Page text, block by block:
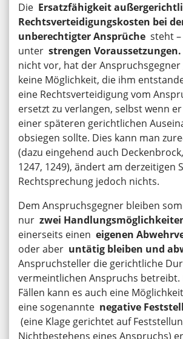
Die Ersatzfähigkeit
Rechtsverteidigungskosten bei
unberechtigter Ansprüche steht –
unter strengen Voraussetzungen.
nicht vor, hat der
keine Möglichkeit, die ihm
eine Rechtsverteidigung vom
ersetzt zu verlangen, selbst wenn
einer späteren gerichtlichen
obsiegen sollte. Dies kann man
(dazu eingehend auch Deckenbrock,
1247, 1249), ändert am derzeitigen
Rechtsprechung jedoch nichts.
Dem Anspruchsgegner bleiben
nur zwei
einerseits einen eigenen
oder aber untätig bleiben und
Anspruchsteller die gerichtliche
vermeintlichen Anspruchs
Fällen kann es auch eine
eine sogenannte negative
(eine Klage gerichtet auf
Nichtbestehens eines Anspruchs)